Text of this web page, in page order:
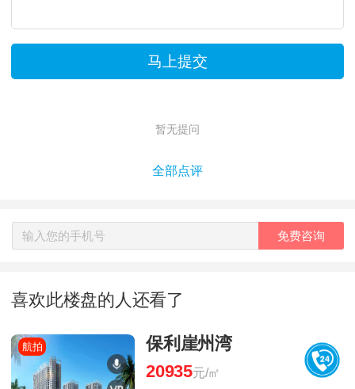
暂无提问
全部点评
免费咨询
喜欢此楼盘的人还看了
航拍
保利崖州湾
20935元/㎡